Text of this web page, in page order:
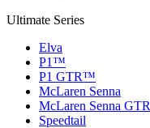
Ultimate Series
Elva
P1™
P1 GTR™
McLaren Senna
McLaren Senna GTR
Speedtail